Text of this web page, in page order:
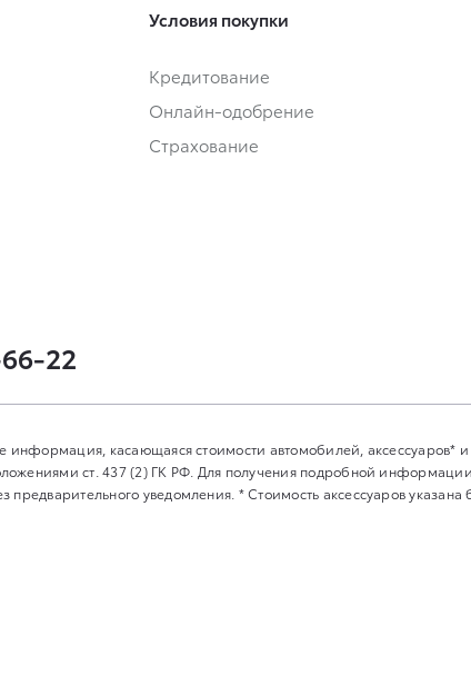
Условия покупки
Кредитование
Онлайн-одобрение
Страхование
22
информация, касающаяся стоимости автомобилей,
ст. 437 (2) ГК РФ. Для получения подробной
уведомления. * Стоимость аксессуаров указана